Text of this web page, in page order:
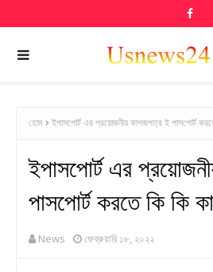
হোম ইপাসপোর্ট এর প্রয়োজনীয় কাগজপত্র ই পাসপোর্ট
ইপাসপোর্ট এর
পাসপোর্ট করতে কি কি
News ফেব্রুয়ারি ১৮, ২০২২